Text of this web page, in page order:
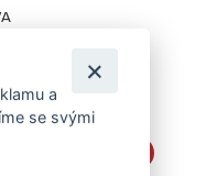
Kč bez DPH / m
Kč bez DPH / m
bez DPH / m
a
se svými